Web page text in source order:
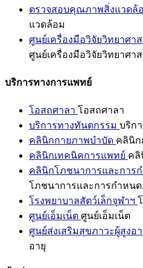
ตรวจสอบคุณภาพสิ่งแวดล้
แวดล้อม
ศูนย์เครื่องมือวิจัยวิทยาศา
ศูนย์เครื่องมือวิจัยวิทยาศา
บริการทางการแพทย์
โอสถศาลา โอสถศาลา
บริการทางทันตกรรม บริก
คลินิกกายภาพบำบัด คลินิก
คลินิกเทคนิคการแพทย์ คลิ
คลินิกโภชนาการและการ
โภชนาการและการกำหนด
โรงพยาบาลสัตว์เล็กจุฬาฯ
ศูนย์เอ็มเน็ต ศูนย์เอ็มเน็ต
ศูนย์ส่งเสริมสุขภาวะผู้สูงอ
อายุ